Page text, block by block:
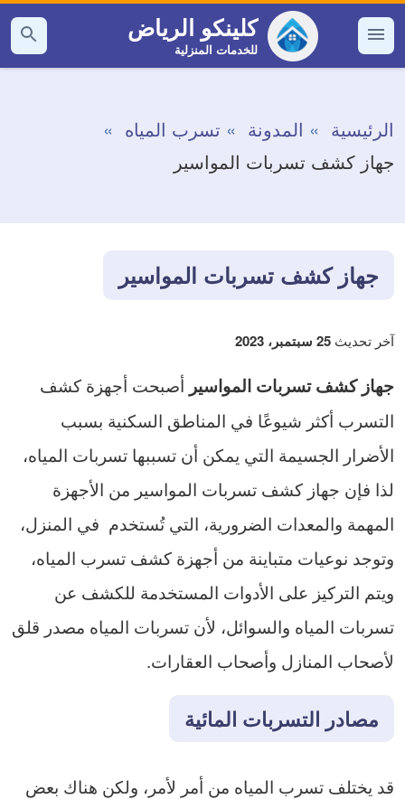
التجاوز
إلى القائمة
كلينكو الرياض
للخدمات المنزلية
بحث
عن
الرئيسية المدونة
تسرب المياه
جهاز كشف تسربات المواسير
جهاز كشف تسربات المواسير
آخر تحديث 25 سبتمبر، 2023
جهاز كشف تسربات المواسير أصبحت أجهزة كشف
التسرب أكثر شيوعًا في المناطق السكنية بسبب
الأضرار الجسيمة التي يمكن أن تسببها تسربات المياه،
لذا فإن جهاز كشف تسربات المواسير من الأجهزة
المهمة والمعدات الضرورية، التي تُستخدم في المنزل،
وتوجد نوعيات متباينة من أجهزة كشف تسرب المياه،
ويتم التركيز على الأدوات المستخدمة للكشف عن
تسربات المياه والسوائل، لأن تسربات المياه مصدر قلق
لأصحاب المنازل وأصحاب العقارات.
مصادر التسربات المائية
قد يختلف تسرب المياه من أمر لأمر، ولكن هناك بعض